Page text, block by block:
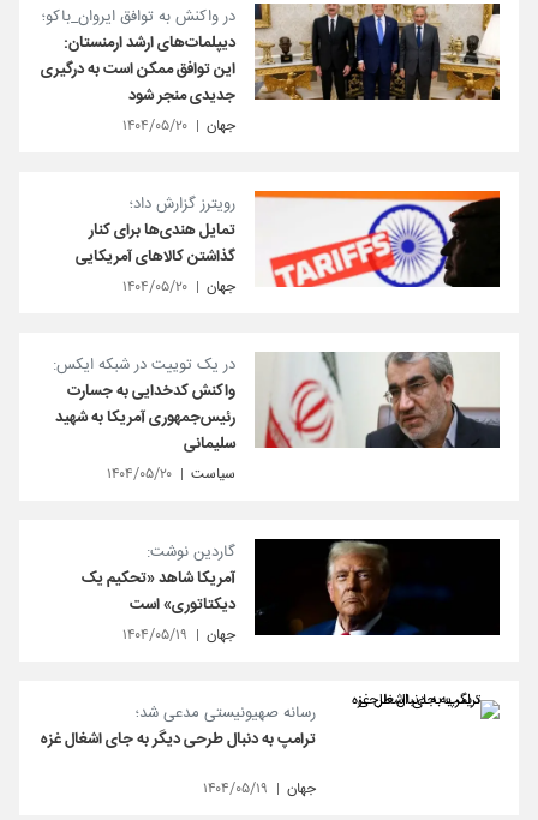
در واکنش به توافق ایروان_باکو؛
دیپلمات‌های ارشد ارمنستان:
این توافق ممکن است به درگیری
جدیدی منجر شود
جهان ۱۴۰۴/۰۵/۲۰
رویترز گزارش داد؛
تمایل هندی‌ها برای کنار
گذاشتن کالاهای آمریکایی
جهان ۱۴۰۴/۰۵/۲۰
در یک توییت در شبکه ایکس:
واکنش کدخدایی به جسارت
رئیس‌جمهوری آمریکا به شهید
سلیمانی
سیاست ۱۴۰۴/۰۵/۲۰
گاردین نوشت:
آمریکا شاهد «تحکیم یک
دیکتاتوری» است
جهان ۱۴۰۴/۰۵/۱۹
رسانه صهیونیستی مدعی شد؛
ترامپ به دنبال طرحی دیگر به جای اشغال غزه
جهان ۱۴۰۴/۰۵/۱۹